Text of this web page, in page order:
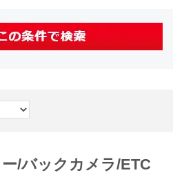
/バックカメラ/ETC